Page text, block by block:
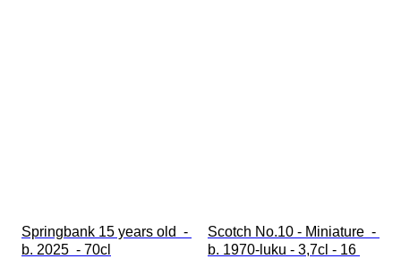
Springbank 15 years old  -
b. 2025  - 70cl
Scotch No.10 - Miniature  -
b. 1970-luku - 3,7cl - 16